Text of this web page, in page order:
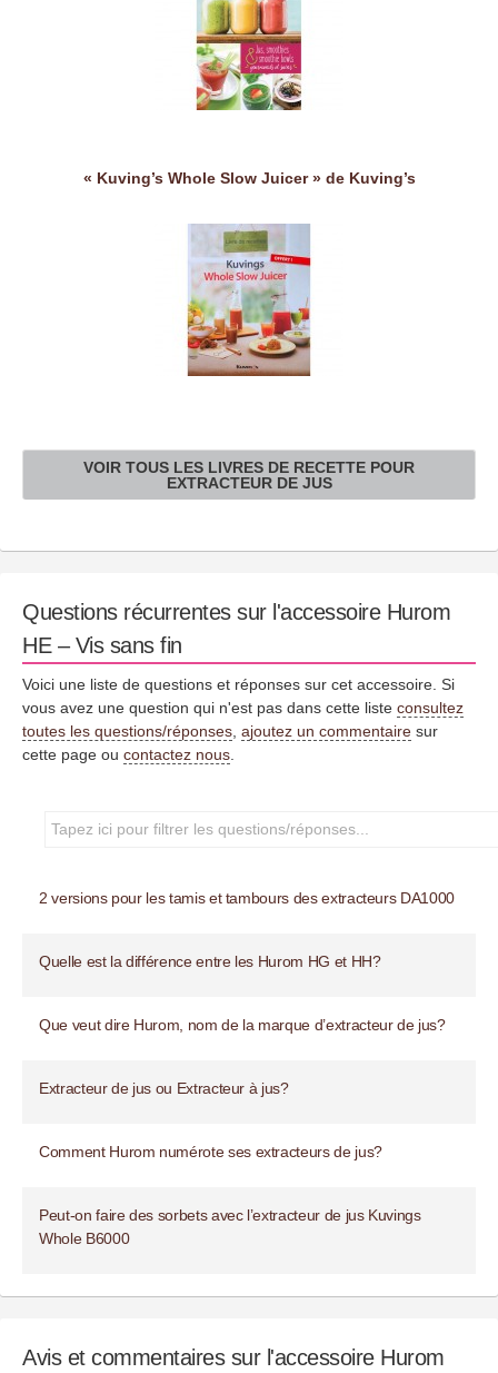
« Kuving’s Whole Slow Juicer » de Kuving’s
VOIR TOUS LES LIVRES DE RECETTE POUR
EXTRACTEUR DE JUS
Questions récurrentes sur l'accessoire Hurom
HE – Vis sans fin
Voici une liste de questions et réponses sur cet accessoire. Si
vous avez une question qui n'est pas dans cette liste consultez
toutes les questions/réponses ajoutez un commentaire sur
cette page ou contactez nous
2 versions pour les tamis et tambours des extracteurs DA1000
Quelle est la différence entre les Hurom HG et HH?
Que veut dire Hurom, nom de la marque d’extracteur de jus?
Extracteur de jus ou Extracteur à jus?
Comment Hurom numérote ses extracteurs de jus?
Peut-on faire des sorbets avec l’extracteur de jus Kuvings
Whole B6000
Avis et commentaires sur l'accessoire Hurom